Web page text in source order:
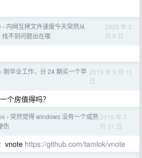
› 内网互拷文件速度今天突然从
不到问题出在哪
2020 年 3
月 6 日
› 刚毕业工作，分 24 期买一个苹 2019 年 9 月 11
日
个房值得吗？
› 突然觉得 windows 没有一个成熟
伤
2019 年 7
月 31 日
vnote https://github.com/tamlok/vnote